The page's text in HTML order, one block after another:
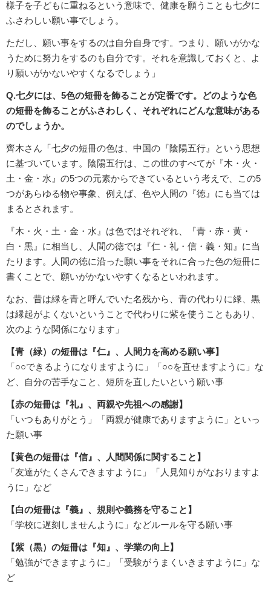
様子を子どもに重ねるという意味で、健康を願うことも七夕に
ふさわしい願い事でしょう。
ただし、願い事をするのは自分自身です。つまり、願いがかな
うために努力をするのも自分です。それを意識しておくと、よ
り願いがかないやすくなるでしょう」
Q.七夕には、5色の短冊を飾ることが定番です。どのような色
の短冊を飾ることがふさわしく、それぞれにどんな意味がある
のでしょうか。
齊木さん「七夕の短冊の色は、中国の『陰陽五行』という思想
に基づいています。陰陽五行は、この世のすべてが『木・火・
土・金・水』の5つの元素からできているという考えで、この5
つがあらゆる物や事象、例えば、色や人間の『徳』にも当ては
まるとされます。
『木・火・土・金・水』は色ではそれぞれ、『青・赤・黄・
白・黒』に相当し、人間の徳では『仁・礼・信・義・知』に当
たります。人間の徳に沿った願い事をそれに合った色の短冊に
書くことで、願いがかないやすくなるといわれます。
なお、昔は緑を青と呼んでいた名残から、青の代わりに緑、黒
は縁起がよくないということで代わりに紫を使うこともあり、
次のような関係になります」
【青（緑）の短冊は『仁』、人間力を高める願い事】
「○○できるようになりますように」「○○を直せますように」な
ど、自分の苦手なこと、短所を直したいという願い事
【赤の短冊は『礼』、両親や先祖への感謝】
「いつもありがとう」「両親が健康でありますように」といっ
た願い事
【黄色の短冊は『信』、人間関係に関すること】
「友達がたくさんできますように」「人見知りがなおりますよ
うに」など
【白の短冊は『義』、規則や義務を守ること】
「学校に遅刻しませんように」などルールを守る願い事
【紫（黒）の短冊は『知』、学業の向上】
「勉強ができますように」「受験がうまくいきますように」な
ど